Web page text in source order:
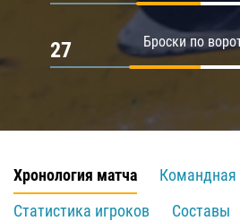
Броски по
27
Хронология матча
Командная
Статистика игроков
Составы